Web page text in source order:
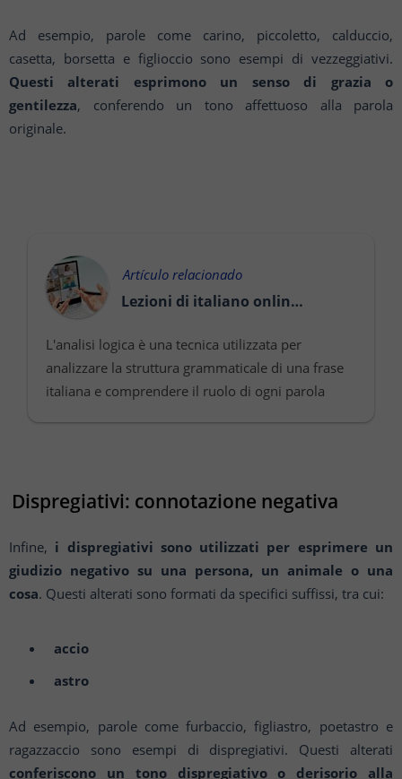
Ad esempio, parole come carino, piccoletto, calduccio,
casetta, borsetta e figlioccio sono esempi di vezzeggiativi.
Questi alterati esprimono un senso di grazia o
gentilezza, conferendo un tono affettuoso alla parola
originale.
Artículo relacionado
Lezioni di italiano online: l’analisi logica
L'analisi logica è una tecnica utilizzata per
analizzare la struttura grammaticale di una frase
italiana e comprendere il ruolo di ogni parola
Dispregiativi: connotazione negativa
Infine, i dispregiativi sono utilizzati per esprimere un
giudizio negativo su una persona, un animale o una
cosa. Questi alterati sono formati da specifici suffissi, tra cui:
accio
astro
Ad esempio, parole come furbaccio, figliastro, poetastro e
ragazzaccio sono esempi di dispregiativi. Questi alterati
conferiscono un tono dispregiativo o derisorio alla